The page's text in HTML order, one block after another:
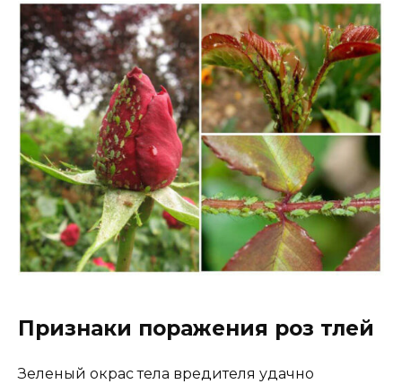
Признаки поражения роз тлей
Зеленый окрас тела вредителя удачно